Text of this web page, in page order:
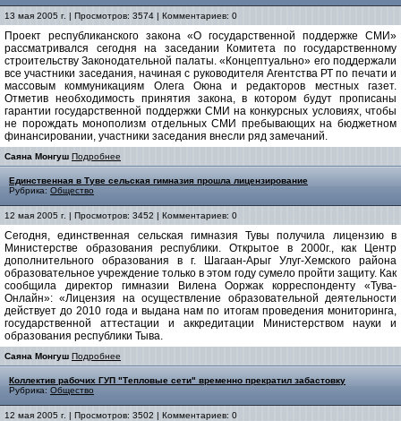
13 мая 2005 г. | Просмотров: 3574 | Комментариев: 0
Проект республиканского закона «О государственной поддержке СМИ»
рассматривался сегодня на заседании Комитета по государственному
строительству Законодательной палаты. «Концептуально» его поддержали
все участники заседания, начиная с руководителя Агентства РТ по печати и
массовым коммуникациям Олега Оюна и редакторов местных газет.
Отметив необходимость принятия закона, в котором будут прописаны
гарантии государственной поддержки СМИ на конкурсных условиях, чтобы
не порождать монополизм отдельных СМИ пребывающих на бюджетном
финансировании, участники заседания внесли ряд замечаний.
Саяна Монгуш Подробнее
Единственная в Туве сельская гимназия прошла лицензирование
Рубрика: Общество
12 мая 2005 г. | Просмотров: 3452 | Комментариев: 0
Сегодня, единственная сельская гимназия Тувы получила лицензию в
Министерстве образования республики. Открытое в 2000г., как Центр
дополнительного образования в г. Шагаан-Арыг Улуг-Хемского района
образовательное учреждение только в этом году сумело пройти защиту. Как
сообщила директор гимназии Вилена Ооржак корреспонденту «Тува-
Онлайн»: «Лицензия на осуществление образовательной деятельности
действует до 2010 года и выдана нам по итогам проведения мониторинга,
государственной аттестации и аккредитации Министерством науки и
образования республики Тыва.
Саяна Монгуш Подробнее
Коллектив рабочих ГУП "Тепловые сети" временно прекратил забастовку
Рубрика: Общество
12 мая 2005 г. | Просмотров: 3502 | Комментариев: 0